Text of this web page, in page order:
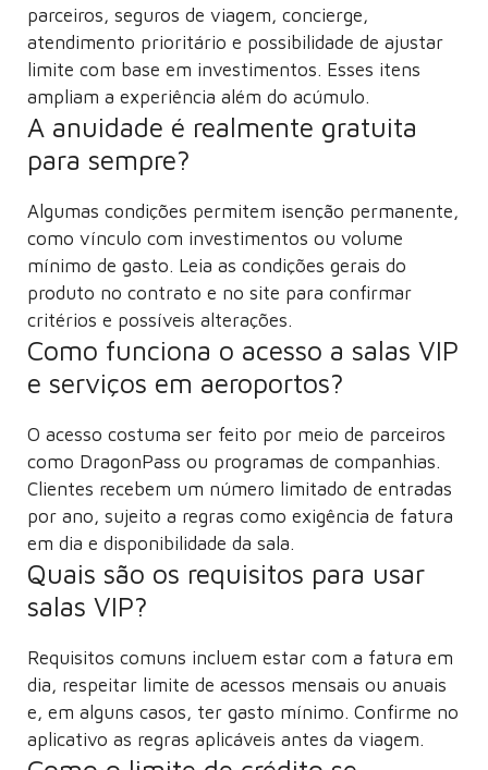
parceiros, seguros de viagem, concierge,
atendimento prioritário e possibilidade de ajustar
limite com base em investimentos. Esses itens
ampliam a experiência além do acúmulo.
A anuidade é realmente gratuita
para sempre?
Algumas condições permitem isenção permanente,
como vínculo com investimentos ou volume
mínimo de gasto. Leia as condições gerais do
produto no contrato e no site para confirmar
critérios e possíveis alterações.
Como funciona o acesso a salas VIP
e serviços em aeroportos?
O acesso costuma ser feito por meio de parceiros
como DragonPass ou programas de companhias.
Clientes recebem um número limitado de entradas
por ano, sujeito a regras como exigência de fatura
em dia e disponibilidade da sala.
Quais são os requisitos para usar
salas VIP?
Requisitos comuns incluem estar com a fatura em
dia, respeitar limite de acessos mensais ou anuais
e, em alguns casos, ter gasto mínimo. Confirme no
aplicativo as regras aplicáveis antes da viagem.